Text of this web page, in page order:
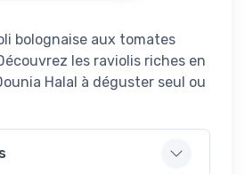
bolognaise aux tomates
les raviolis riches en
Halal à déguster seul ou